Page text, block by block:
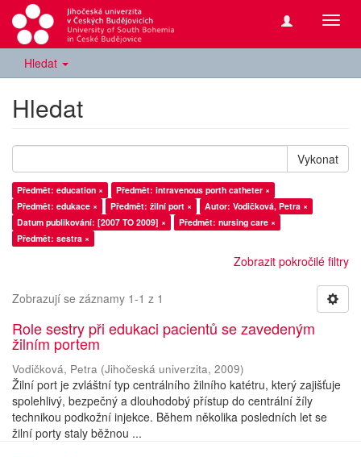
Hledat
Hledat
Vykonat
Předmět: education ×
Předmět: intravenous porth catheter ×
Předmět: edukace ×
Předmět: žilní port ×
Autor: Vodičková, Petra ×
Datum publikování: [2007 TO 2009] ×
Předmět: nursing care ×
Předmět: sestra ×
Zobrazit pokročilé filtry
Zobrazují se záznamy 1-1 z 1
Role sestry při edukaci pacientů se zavedeným
žilním portem
Vodičková, Petra (Jihočeská univerzita, 2009)
Žilní port je zvláštní typ centrálního žilního katétru, který zajišťuje
spolehlivý, bezpečný a dlouhodobý přístup do centrální žíly
technikou podkožní injekce. Během několika posledních let se
žilní porty staly běžnou ...